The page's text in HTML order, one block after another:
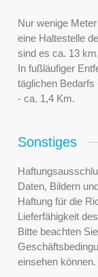
Nur wenige
eine Haltestelle
sind es ca. 13
In fußläufiger
täglichen
- ca. 1,4 Km.
Sonstiges
Daten, Bildern
Haftung für die
Lieferfähigkeit
Bitte beachten
einsehen können.